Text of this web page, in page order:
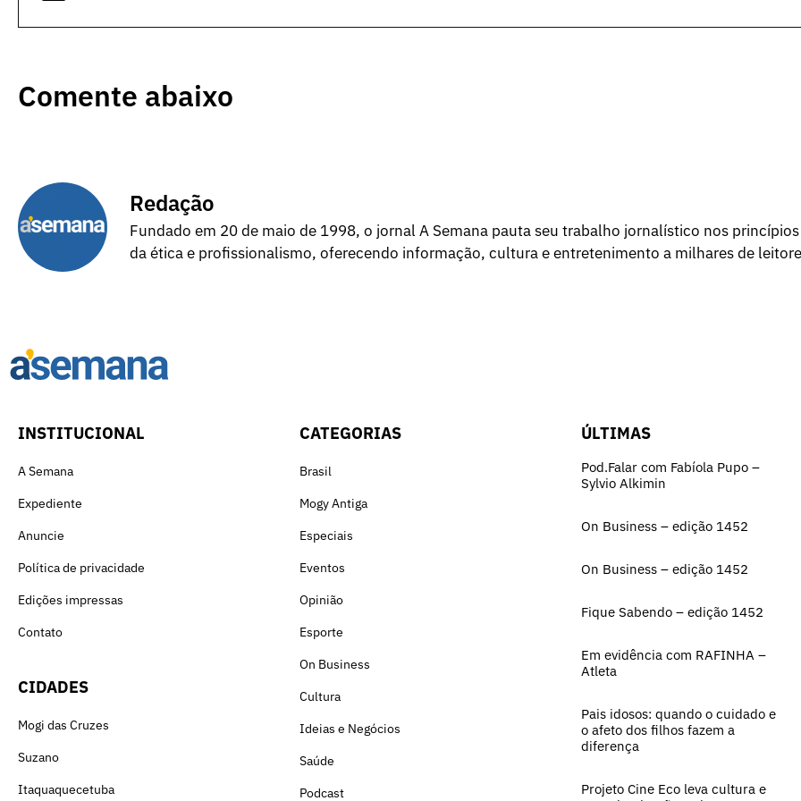
Comente abaixo
Redação
Fundado em 20 de maio de 1998, o jornal A Semana pauta seu trabalho jornalístico nos princípios
da ética e profissionalismo, oferecendo informação, cultura e entretenimento a milhares de
INSTITUCIONAL
A Semana
Expediente
Anuncie
Política de privacidade
Edições impressas
Contato
CIDADES
Mogi das Cruzes
Suzano
Itaquaquecetuba
CATEGORIAS
Brasil
Mogy Antiga
Especiais
Eventos
Opinião
Esporte
On Business
Cultura
Ideias e Negócios
Saúde
Podcast
ÚLTIMAS
Pod.Falar com Fabíola Pupo –
Sylvio Alkimin
On Business – edição 1452
On Business – edição 1452
Fique Sabendo – edição 1452
Em evidência com RAFINHA –
Atleta
Pais idosos: quando o cuidado e
o afeto dos filhos fazem a
diferença
Projeto Cine Eco leva cultura e